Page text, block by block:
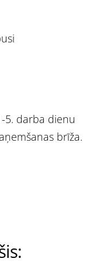
5. darba dienu
brīža.